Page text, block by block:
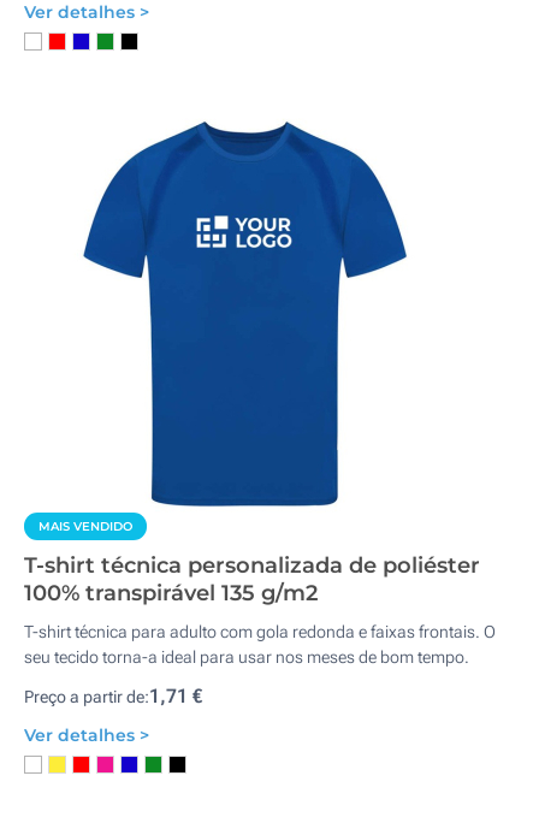
Ver detalhes >
MAIS VENDIDO
T-shirt técnica personalizada de poliéster
100% transpirável 135 g/m2
T-shirt técnica para adulto com gola redonda e faixas frontais. O
seu tecido torna-a ideal para usar nos meses de bom tempo.
Preço a partir de:1,71 €
Ver detalhes >